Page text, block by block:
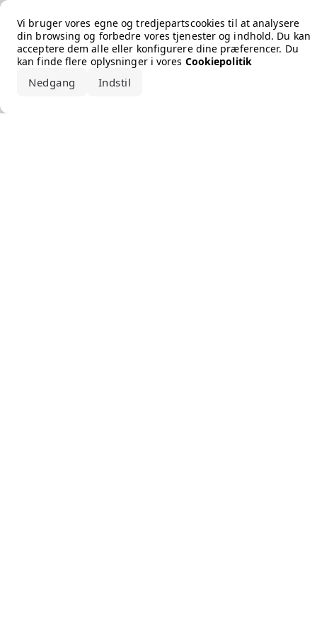
Vi bruger vores egne og tredjepartscookies til at analysere
din browsing og forbedre vores tjenester og indhold. Du kan
acceptere dem alle eller konfigurere dine præferencer. Du
kan finde flere oplysninger i vores Cookiepolitik
Nedgang Indstil
Error loading the brand